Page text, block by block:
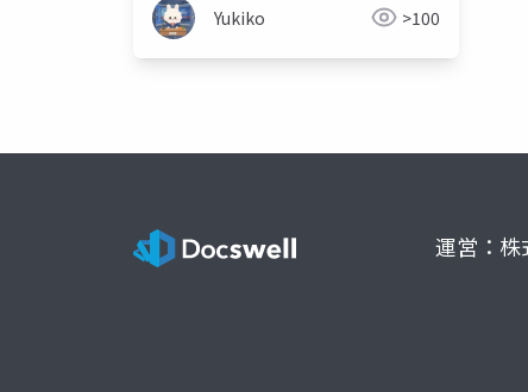
Yukiko >100
運営：株